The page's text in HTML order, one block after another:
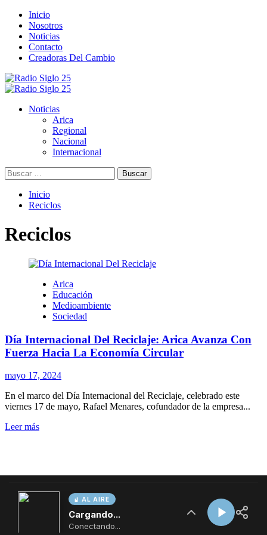
AL AIRE
Cargando...
Conectando...